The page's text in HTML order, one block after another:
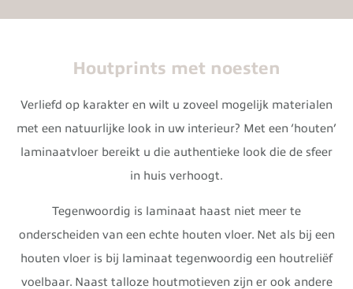
Houtprints met noesten
Verliefd op karakter en wilt u zoveel mogelijk materialen
met een natuurlijke look in uw interieur? Met een ‘houten’
laminaatvloer bereikt u die authentieke look die de sfeer
in huis verhoogt.
Tegenwoordig is laminaat haast niet meer te
onderscheiden van een echte houten vloer. Net als bij een
houten vloer is bij laminaat tegenwoordig een houtreliëf
voelbaar. Naast talloze houtmotieven zijn er ook andere